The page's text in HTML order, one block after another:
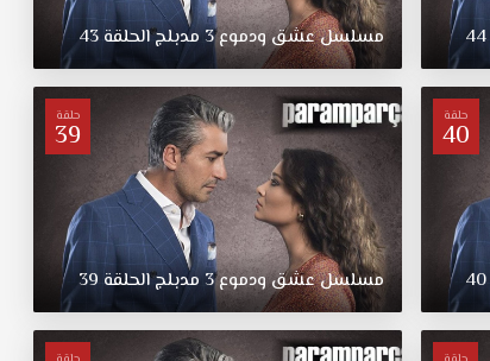
44 مسلسلعشقودموع3 مدبلجالحلقة43
حلقة
40
40
حلقة
39
مسلسلعشقودموع3 مدبلجالحلقة 39